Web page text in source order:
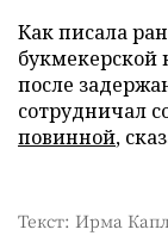
Как писала
букмекерской
после
сотрудничал
повинной,
Текст: Ирма